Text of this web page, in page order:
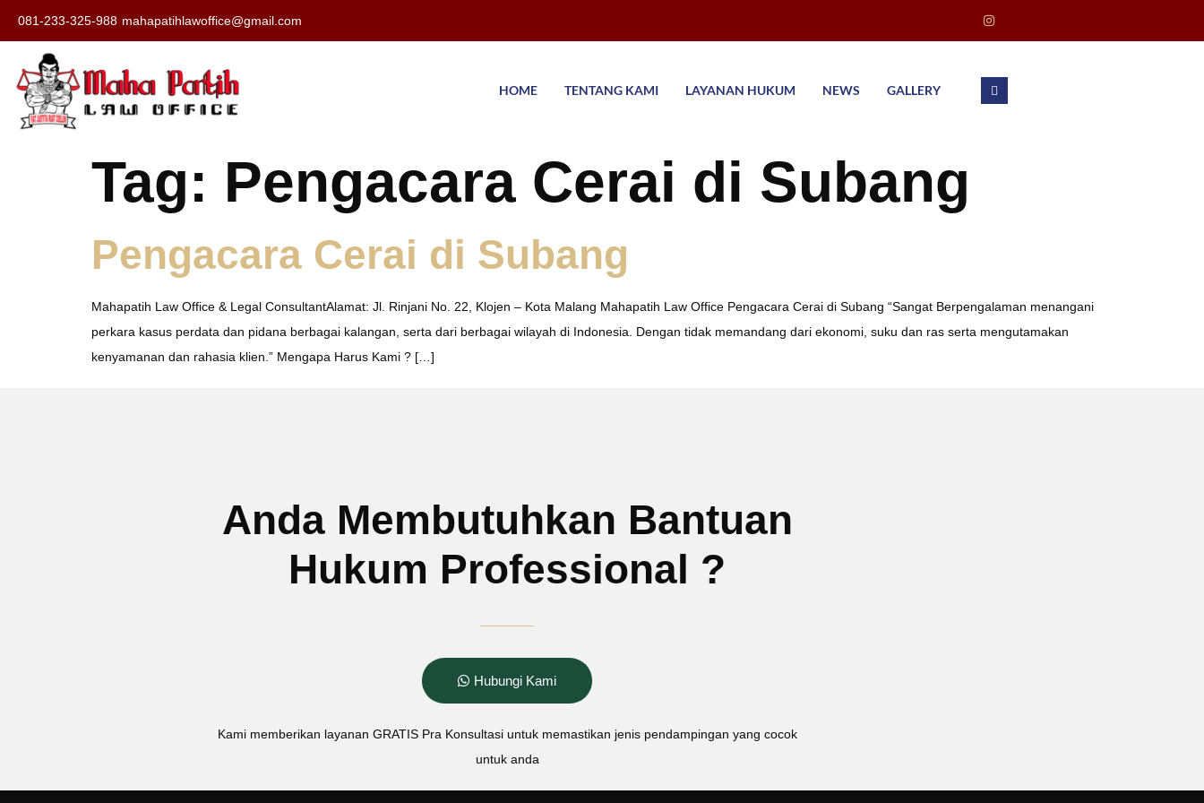
081-233-325-988 mahapatihlawoffice@gmail.com
HOME TENTANG KAMI LAYANAN HUKUM NEWS GALLERY
Tag: Pengacara Cerai di Subang
Pengacara Cerai di Subang
Mahapatih Law Office & Legal ConsultantAlamat: Jl. Rinjani No. 22, Klojen – Kota Malang Mahapatih Law Office Pengacara Cerai di Subang “Sangat Berpengalaman menangani
perkara kasus perdata dan pidana berbagai kalangan, serta dari berbagai wilayah di Indonesia. Dengan tidak memandang dari ekonomi, suku dan ras serta mengutamakan
kenyamanan dan rahasia klien.” Mengapa Harus Kami ? […]
Anda Membutuhkan Bantuan
Hukum Professional ?
Hubungi Kami
Kami memberikan layanan GRATISPra Konsultasi untuk memastikan jenis pendampingan yang cocok
untuk anda